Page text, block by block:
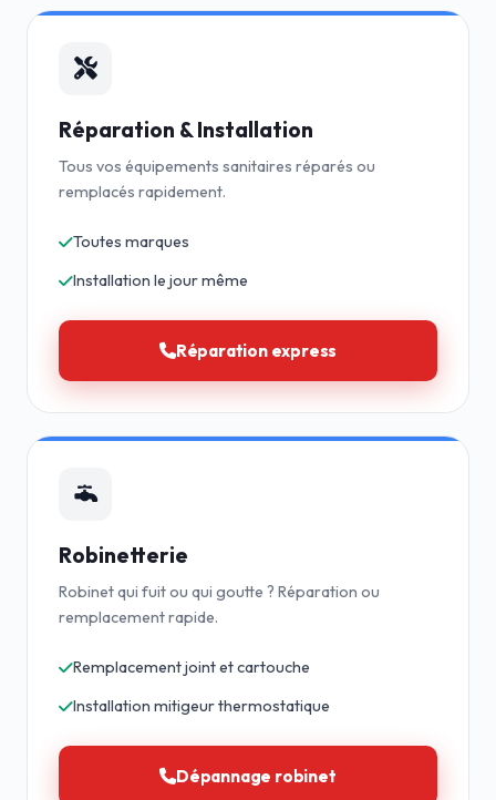
Réparation & Installation
Tous vos équipements sanitaires réparés ou
remplacés rapidement.
Toutes marques
Installation le jour même
Réparation express
Robinetterie
Robinet qui fuit ou qui goutte ? Réparation ou
remplacement rapide.
Remplacement joint et cartouche
Installation mitigeur thermostatique
Dépannage robinet